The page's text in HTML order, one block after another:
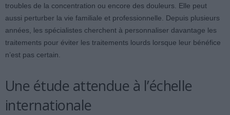
troubles de la concentration ou encore des douleurs. Elle peut
aussi perturber la vie familiale et professionnelle. Depuis plusieurs
années, les spécialistes cherchent à personnaliser davantage les
traitements pour éviter les traitements lourds lorsque leur bénéfice
n’est pas certain.
Une étude attendue à l’échelle
internationale